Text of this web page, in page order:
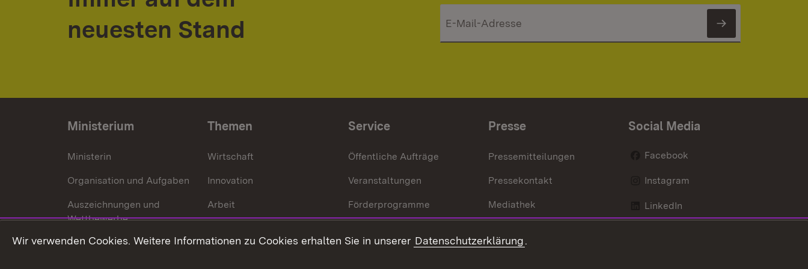
neuesten Stand
Newsletter
Ministerium
Ministerin
Organisation und Aufgaben
Auszeichnungen und
Wettbewerbe
Themen
Wirtschaft
Innovation
Arbeit
Service
Öffentliche Aufträge
Veranstaltungen
Förderprogramme
Presse
Pressemitteilungen
Pressekontakt
Mediathek
Social Media
Facebook
Instagram
LinkedIn
Wir verwenden Cookies. Weitere Informationen zu Cookies erhalten Sie in unserer Datenschutzerklärung.